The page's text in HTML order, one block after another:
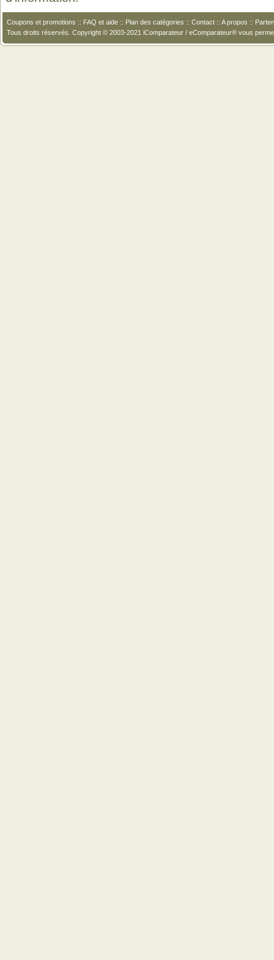
Coupons et promotions :: FAQ et aide :: Plan des catégories :: Contact :: A propos ::
Tous droits réservés. Copyright © 2003-2021 iComparateur / eComparateur® vous